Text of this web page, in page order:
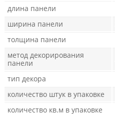
длина панели
ширина панели
толщина панели
метод декорирования
панели
тип декора
количество штук в упаковке
количество кв.м в упаковке